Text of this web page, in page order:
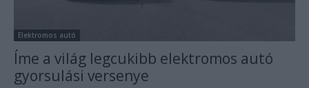
Elektromos autó
Íme a világ legcukibb elektromos autó
gyorsulási versenye